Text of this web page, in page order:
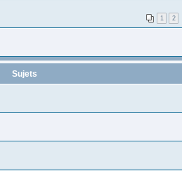
1 2
Sujets